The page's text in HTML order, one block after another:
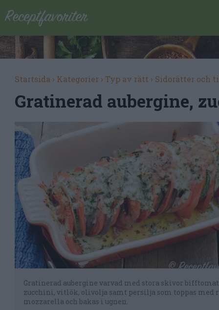
Startsida › Kategorier › Typ av rätt › Sidorätter och
Gratinerad aubergine,
Gratinerad aubergine varvad med stora skivor
zucchini, vitlök, olivolja samt persilja som toppas med
mozzarella och bakas i ugnen.